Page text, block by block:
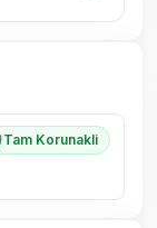
Tam Korunakli